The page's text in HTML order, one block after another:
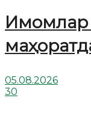
05.08.2026
30